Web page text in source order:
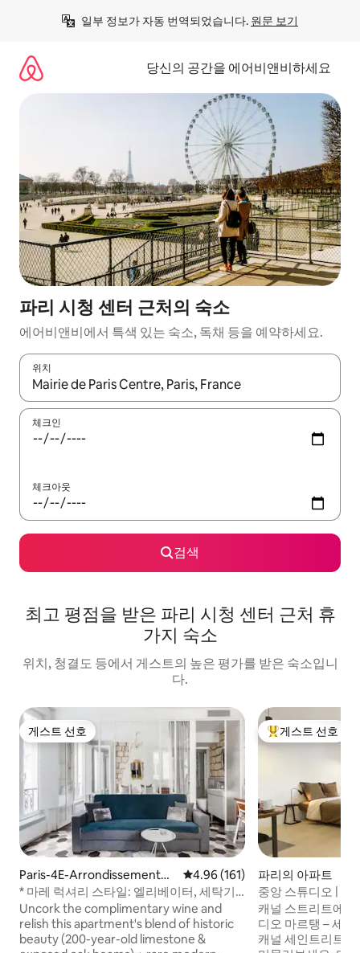
일부 정보가 자동 번역되었습니다. 원문 보기
당신의 공간을 에어비앤비하세요
파리 시청 센터 근처의 숙소
에어비앤비에서 특색 있는 숙소, 독채 등을 예약하세요.
위치
결과가 나오면 위·아래 화살표 키를 사용하거나 터치 또는 스와이
체크인
체크아웃
검색
최고 평점을 받은 파리 시청 센터 근처 휴
가지 숙소
위치, 청결도 등에서 게스트의 높은 평가를 받은 숙소입니
다.
게스트 선호
게스트 선호
Paris-4E-Arrondissement의
콘도미니엄
평점 4.96점(5점 만점), 후기 161
4.96 (161)
* 마레 럭셔리 스타일: 엘리베이터, 세탁기,
건조기
Uncork the complimentary wine and
relish this apartment's blend of historic
beauty (200-year-old limestone &
상위 게스트 선호
게스트 선호
파리의 아파트
중앙 스튜디오 | 와
인 제공
캐널 스트리트에
디오 마르탱 – 세계
캐널 세인트리트